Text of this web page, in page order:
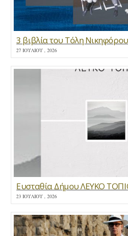
3 βιβλία του Τόλη Νικηφόρου
27 ΙΟΥΛΊΟΥ , 2026
Ευσταθία Δήμου ΛΕΥΚΟ
23 ΙΟΥΛΊΟΥ , 2026